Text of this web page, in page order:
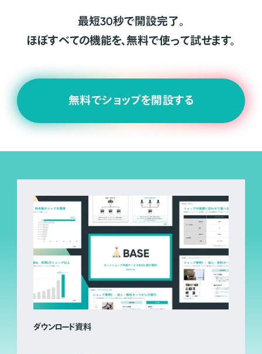
最短30秒で開設完了。
ほぼすべての機能を、無料で使って試せます。
無料でショップを開設する
ダウンロード資料